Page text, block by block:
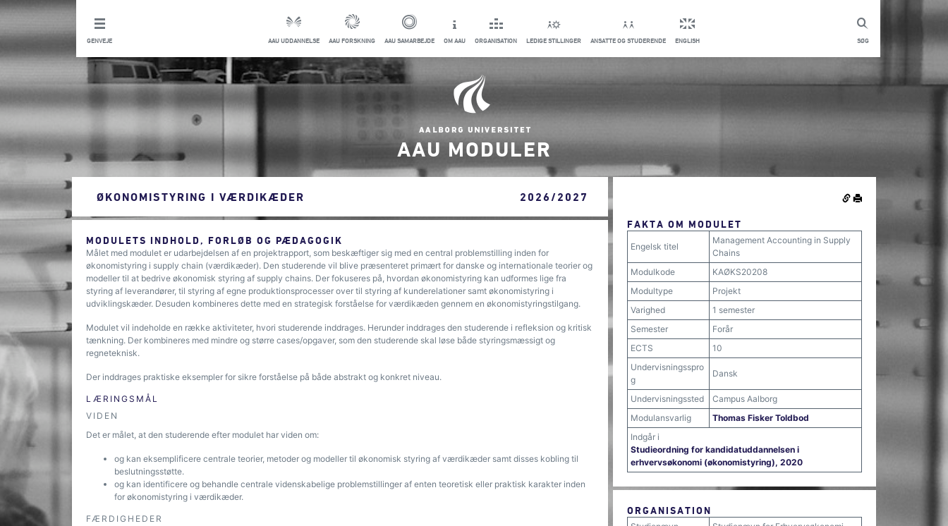
SØG
GENVEJE AAU UDDANNELSE AAU FORSKNING AAU SAMARBEJDE OM AAU ORGANISATION LEDIGE STILLINGER ANSATTE OG STUDERENDE ENGLISH
AAU MODULER
ØKONOMISTYRING I VÆRDIKÆDER 2026/2027
MODULETS INDHOLD, FORLØB OG PÆDAGOGIK
Målet med modulet er udarbejdelsen af en projektrapport, som beskæftiger sig med en central problemstilling inden for
økonomistyring i supply chain (værdikæder). Den studerende vil blive præsenteret primært for danske og internationale teorier og
modeller til at bedrive økonomisk styring af supply chains. Der fokuseres på, hvordan økonomistyring kan udformes lige fra
styring af leverandører, til styring af egne produktionsprocesser over til styring af kunderelationer samt økonomistyring i
udviklingskæder. Desuden kombineres dette med en strategisk forståelse for værdikæden gennem en økonomistyringstilgang.
Modulet vil indeholde en række aktiviteter, hvori studerende inddrages. Herunder inddrages den studerende i refleksion og kritisk
tænkning. Der kombineres med mindre og større cases/opgaver, som den studerende skal løse både styringsmæssigt og
regneteknisk.
Der inddrages praktiske eksempler for sikre forståelse på både abstrakt og konkret niveau.
LÆRINGSMÅL
VIDEN
Det er målet, at den studerende efter modulet har viden om:
og kan eksemplificere centrale teorier, metoder og modeller til økonomisk styring af værdikæder samt disses kobling til
beslutningsstøtte.
og kan identificere og behandle centrale videnskabelige problemstillinger af enten teoretisk eller praktisk karakter inden
for økonomistyring i værdikæder.
FÆRDIGHEDER
FAKTA OM MODULET
Engelsk titel
Management Accounting in Supply
Chains
Modulkode
KAØKS20208
Modultype
Projekt
Varighed
1 semester
Semester
Forår
ECTS
10
Undervisningsspro
g
Dansk
Undervisningssted
Campus Aalborg
Modulansvarlig
Thomas Fisker Toldbod
Indgår i
Studieordning for kandidatuddannelsen i
erhvervsøkonomi (økonomistyring), 2020
ORGANISATION